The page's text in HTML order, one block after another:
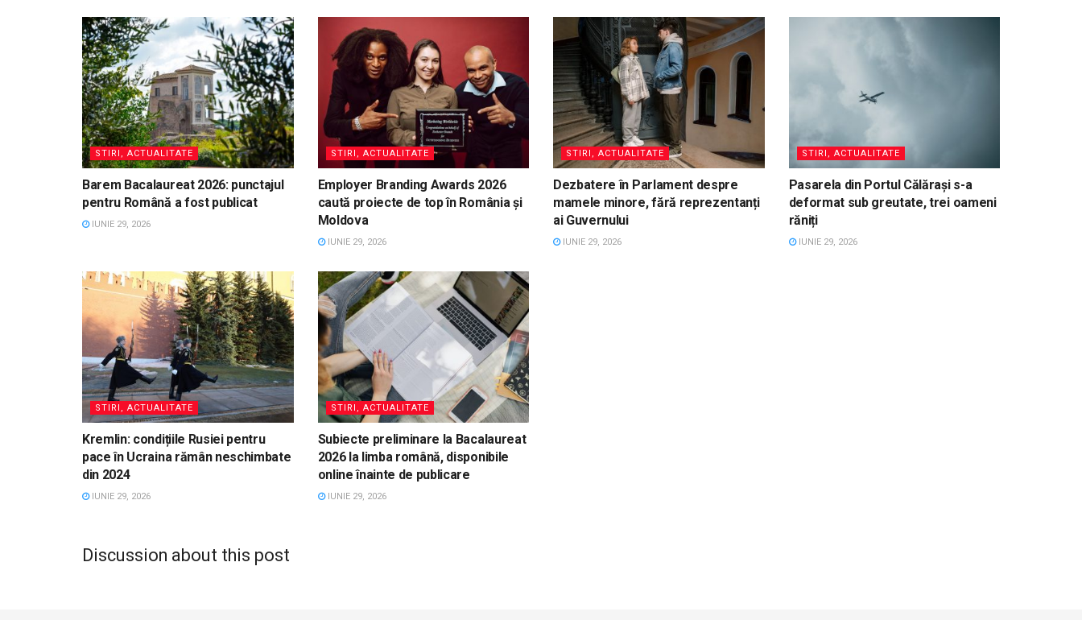
STIRI, ACTUALITATE
Barem Bacalaureat 2026: punctajul
pentru Română a fost publicat
IUNIE 29, 2026
STIRI, ACTUALITATE
Employer Branding Awards 2026
caută proiecte de top în România și
Moldova
IUNIE 29, 2026
STIRI, ACTUALITATE
Dezbatere în Parlament despre
mamele minore, fără reprezentanți
ai Guvernului
IUNIE 29, 2026
STIRI, ACTUALITATE
Pasarela din Portul Călărași s-a
deformat sub greutate, trei oameni
răniți
IUNIE 29, 2026
STIRI, ACTUALITATE
Kremlin: condițiile Rusiei pentru
pace în Ucraina rămân neschimbate
din 2024
IUNIE 29, 2026
STIRI, ACTUALITATE
Subiecte preliminare la Bacalaureat
2026 la limba română, disponibile
online înainte de publicare
IUNIE 29, 2026
Discussion about this post